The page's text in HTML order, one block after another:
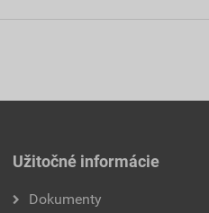
Užitočné informácie
Dokumenty